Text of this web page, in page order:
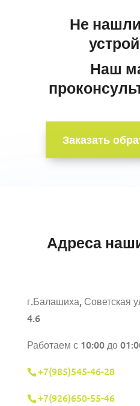
Не
Наш
Заказать
Адреса
г.Балашиха, Советская
4.6
Работаем с 10:00 до
+7(985)545-46-28
+7(926)650-55-46